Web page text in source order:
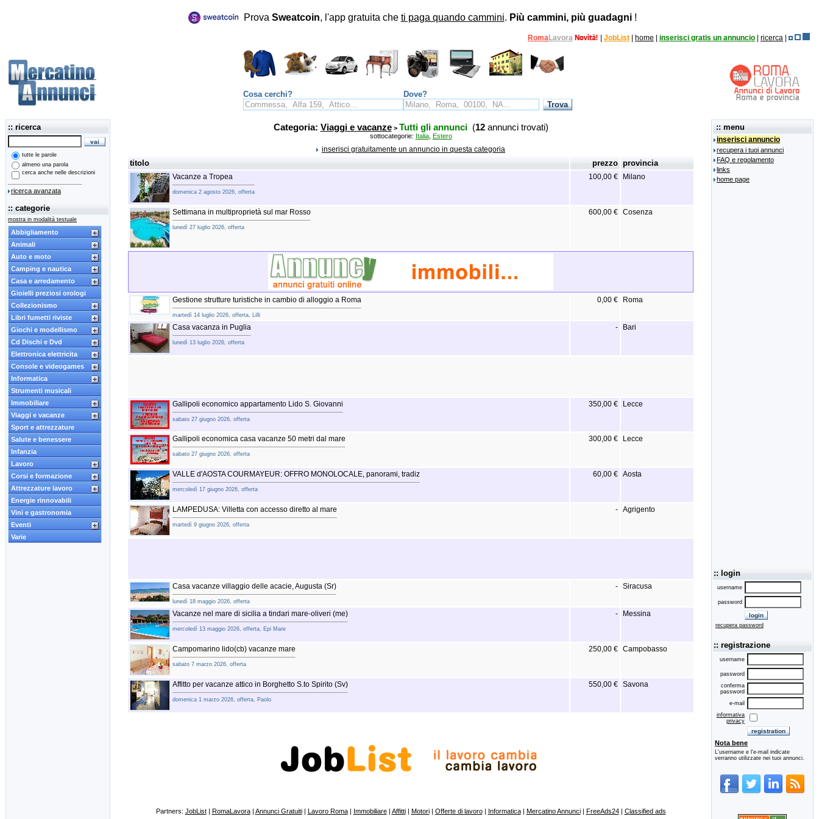
Prova Sweatcoin, l'app gratuita che ti paga quando cammini. Più cammini, più guadagni!
RomaLavora JobList home inserisci gratis un annuncio ricerca
Cosa cerchi? Dove?
:: ricerca
tutte le parole
almeno una parola
cerca anche nelle descrizioni
ricerca avanzata
:: categorie
mostra in modalità testuale
Abbigliamento
Animali
Auto e moto
Camping e nautica
Casa e arredamento
Gioielli preziosi orologi
Collezionismo
Libri fumetti riviste
Giochi e modellismo
Cd Dischi e Dvd
Elettronica elettricita
Console e videogames
Informatica
Strumenti musicali
Immobiliare
Viaggi e vacanze
Sport e attrezzature
Salute e benessere
Infanzia
Lavoro
Corsi e formazione
Attrezzature lavoro
Energie rinnovabili
Vini e gastronomia
Eventi
Varie
Categoria: Viaggi e vacanze> Tutti gli annunci(12annunci trovati)
sottocategorie: Italia, Estero
inserisci gratuitamente un annuncio in questa categoria
titolo prezzo provincia
Vacanze a Tropea
domenica 2 agosto 2026, offerta
100,00 € Milano
Settimana in multiproprietà sul mar Rosso
lunedì 27 luglio 2026, offerta
600,00 € Cosenza
Gestione strutture turistiche in cambio di alloggio a Roma
martedì 14 luglio 2026, offerta, Lilli
0,00 € Roma
Casa vacanza in Puglia
lunedì 13 luglio 2026, offerta
- Bari
Gallipoli economico appartamento Lido S. Giovanni
sabato 27 giugno 2026, offerta
350,00 € Lecce
Gallipoli economica casa vacanze 50 metri dal mare
sabato 27 giugno 2026, offerta
300,00 € Lecce
VALLE d'AOSTA COURMAYEUR: OFFRO MONOLOCALE, panorami, tradiz
mercoledì 17 giugno 2026, offerta
60,00 € Aosta
LAMPEDUSA: Villetta con accesso diretto al mare
martedì 9 giugno 2026, offerta
- Agrigento
Casa vacanze villaggio delle acacie, Augusta (Sr)
lunedì 18 maggio 2026, offerta
- Siracusa
Vacanze nel mare di sicilia a tindari mare-oliveri (me)
mercoledì 13 maggio 2026, offerta, Epi Mare
- Messina
Campomarino lido(cb) vacanze mare
sabato 7 marzo 2026, offerta
250,00 € Campobasso
Affitto per vacanze attico in Borghetto S.to Spirito (Sv)
domenica 1 marzo 2026, offerta, Paolo
550,00 € Savona
:: menu
inserisci annuncio
recupera i tuoi annunci
FAQ e regolamento
links
home page
:: login
username
password
recupera password
:: registrazione
username
password
conferma
password
e-mail
informativa
privacy
Nota bene
L'username e l'e-mail indicate
verranno utilizzate nei tuoi annunci.
Partners: JobList| RomaLavora| Annunci Gratuiti| Lavoro Roma| Immobiliare| Affitti| Motori| Offerte di lavoro| Informatica| Mercatino Annunci| FreeAds24| Classified ads